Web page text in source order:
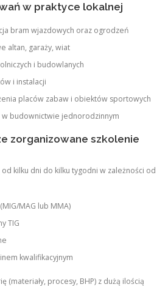
w praktyce lokalnej
bram wjazdowych oraz ogrodzeń
altan, garaży, wiat
i budowlanych
i instalacji
placów zabaw i obiektów sportowych
w budownictwie jednorodzinnym
zorganizowane szkolenie
kilku dni do kilku tygodni w zależności od
MAG lub MMA)
TIG
kwalifikacyjnym
(materiały, procesy, BHP) z dużą ilością